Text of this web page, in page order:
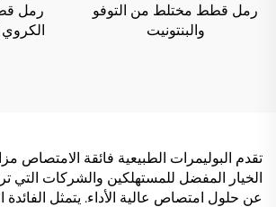
رمل قطط مختلط من التوفو
والبنتونيت
رمل
الكروي
تقدم البوليمرات الطبيعية فائقة الامتصاص
الخيار المفضل للمستهلكين والشركات التي
عن حلول امتصاص عالية الأداء. يتمثل الفائدة